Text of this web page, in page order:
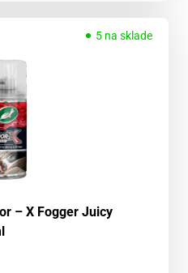
5 na sklade
– X Fogger Juicy